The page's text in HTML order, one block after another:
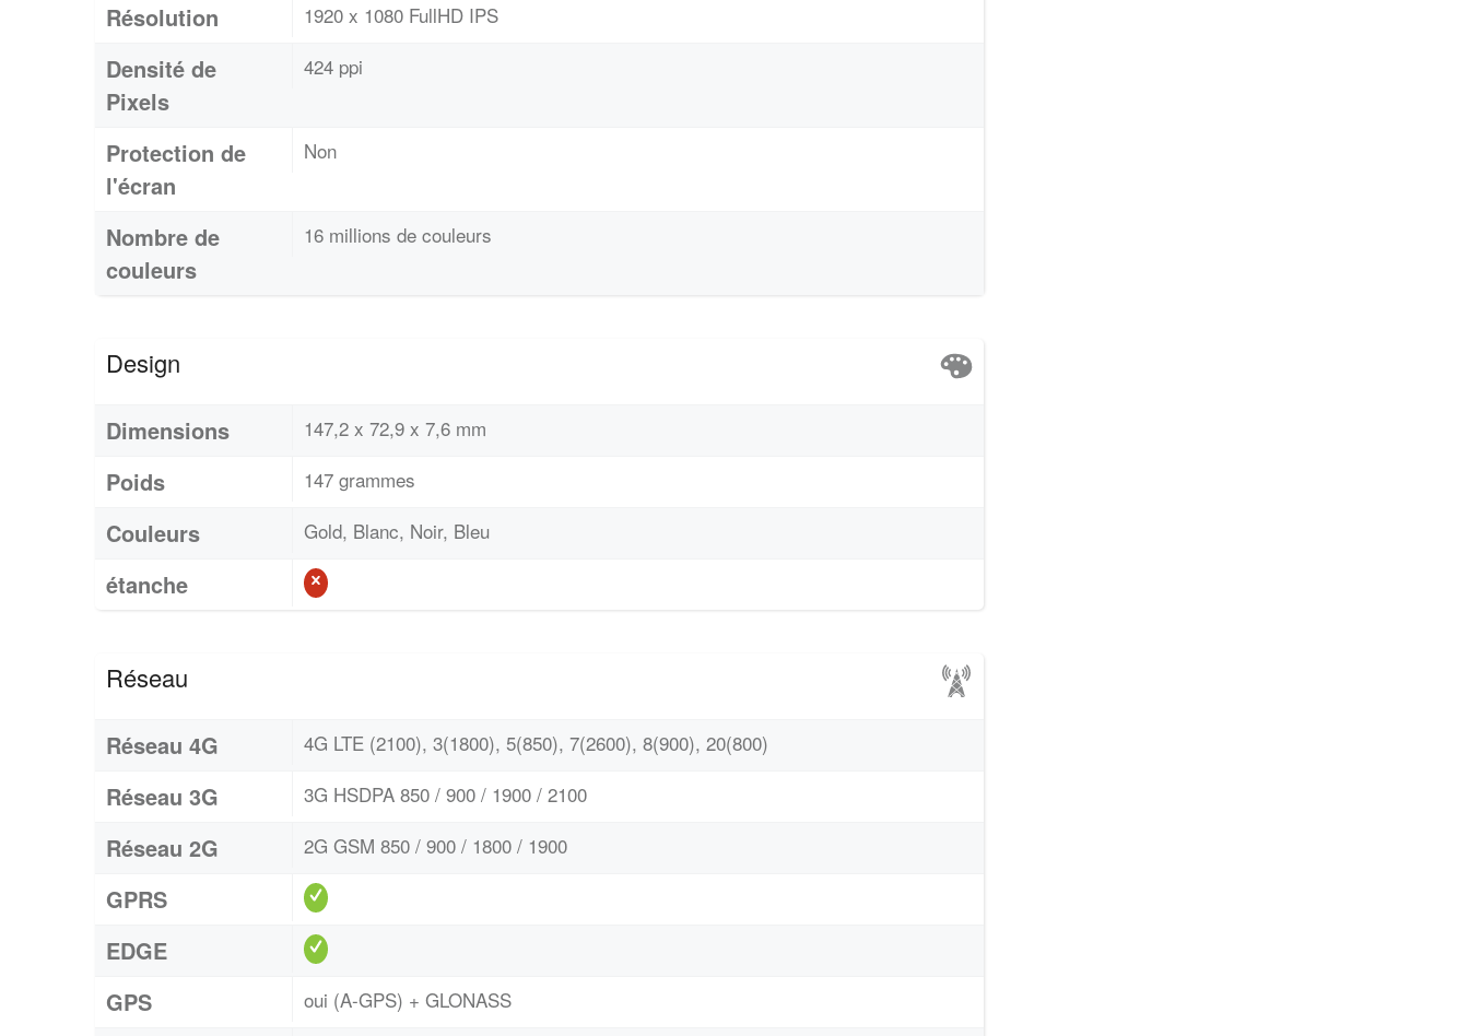
Résolution 1920 x 1080 FullHD IPS
Densité de
Pixels
424 ppi
Protection de
l'écran
Non
Nombre de
couleurs
16 millions de couleurs
Design
Dimensions 147,2 x 72,9 x 7,6 mm
Poids 147 grammes
Couleurs Gold, Blanc, Noir, Bleu
étanche
Réseau
Réseau 4G 4G LTE (2100), 3(1800), 5(850), 7(2600), 8(900), 20(800)
Réseau 3G 3G HSDPA 850 / 900 / 1900 / 2100
Réseau 2G 2G GSM 850 / 900 / 1800 / 1900
GPRS
EDGE
GPS
oui (A-GPS) + GLONASS